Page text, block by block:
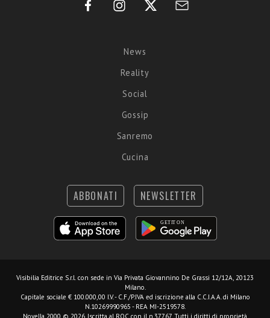
News
Reality
Social
Gossip
Sanremo
Cucina
ABBONATI NEWSLETTER
Visibilia Editrice S.r.l. con sede in Via Privata Giovannino De Grassi 12/12A, 20123
Milano.
Capitale sociale € 100.000,00 I.V. - C.F./P.IVA ed iscrizione alla C.C.I.A.A. di Milano
N.10269990965 - REA MI-2519578.